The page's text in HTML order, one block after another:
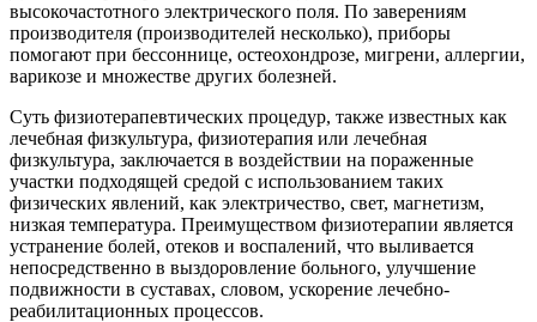
высокочастотного электрического поля. По заверениям
производителя (производителей несколько), приборы
помогают при бессоннице, остеохондрозе, мигрени, аллергии,
варикозе и множестве других болезней.
Суть физиотерапевтических процедур, также известных как
лечебная физкультура, физиотерапия или лечебная
физкультура, заключается в воздействии на пораженные
участки подходящей средой с использованием таких
физических явлений, как электричество, свет, магнетизм,
низкая температура. Преимуществом физиотерапии является
устранение болей, отеков и воспалений, что выливается
непосредственно в выздоровление больного, улучшение
подвижности в суставах, словом, ускорение лечебно-
реабилитационных процессов.